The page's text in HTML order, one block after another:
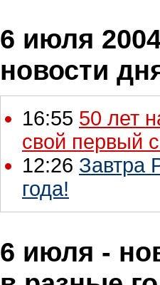
6 июля
новости
16:55 50 лет
свой первый
12:26 Завтра
года!
6 июля -